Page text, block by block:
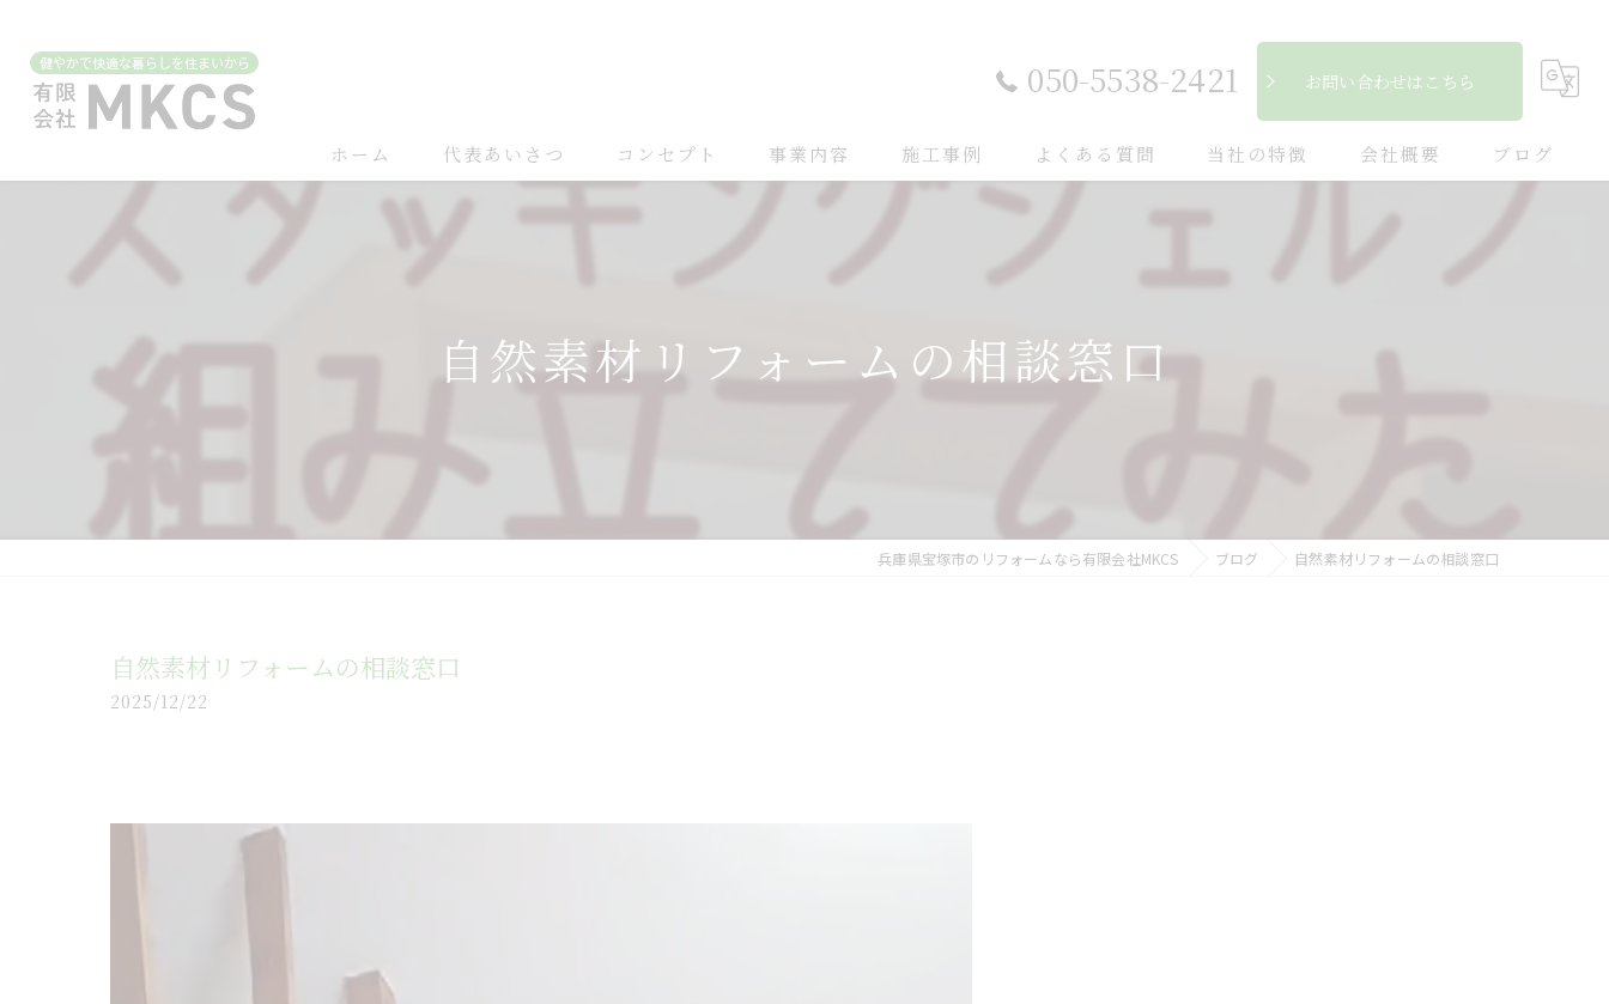
050-5538-2421 お問い合わせはこちら
ホーム 代表あいさつ コンセプト 事業内容 施工事例 よくある質問 当社の特徴
フローリング
会社概要 ブログ
自然素材リフォームの相談窓口
兵庫県宝塚市のリフォームなら有限会社MKCS ブログ 自然素材リフォームの相談窓口
自然素材リフォームの相談窓口
2025/12/22